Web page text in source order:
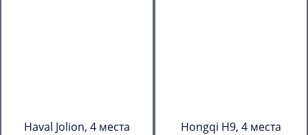
Haval Jolion, 4 места Hongqi H9, 4 места